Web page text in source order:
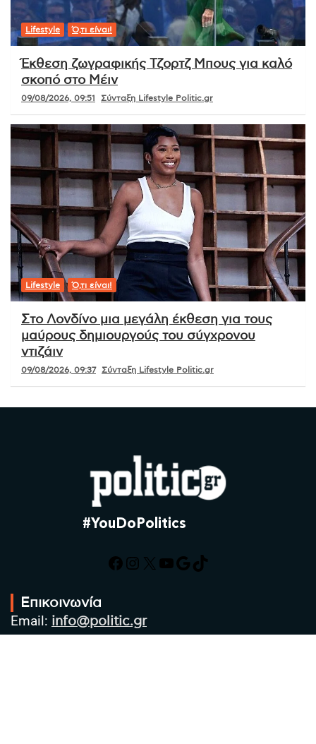
Lifestyle Ό,τι είναι!
Έκθεση ζωγραφικής Τζορτζ Μπους για καλό
σκοπό στο Μέιν
09/08/2026, 09:51 Σύνταξη Lifestyle Politic.gr
Lifestyle Ό,τι είναι!
Στο Λονδίνο μια μεγάλη έκθεση για τους
μαύρους δημιουργούς του σύγχρονου
ντιζάιν
09/08/2026, 09:37 Σύνταξη Lifestyle Politic.gr
#YouDoPolitics
Facebook
Instagram
X YouTube
Google
TikTok
Επικοινωνία
Email: info@politic.gr
Τηλ: